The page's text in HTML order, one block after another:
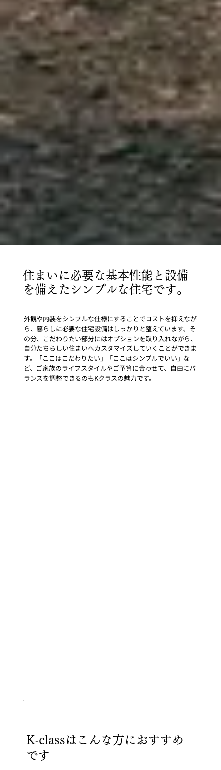
住まいに必要な基本性能と設備
を備えたシンプルな住宅です。
外観や内装をシンプルな仕様にすることでコストを抑えなが
ら、暮らしに必要な住宅設備はしっかりと整えています。そ
の分、こだわりたい部分にはオプションを取り入れながら、
自分たちらしい住まいへカスタマイズしていくことができま
す。「ここはこだわりたい」「ここはシンプルでいい」な
ど、ご家族のライフスタイルやご予算に合わせて、自由にバ
ランスを調整できるのもKクラスの魅力です。
K-classはこんな方におすすめ
です